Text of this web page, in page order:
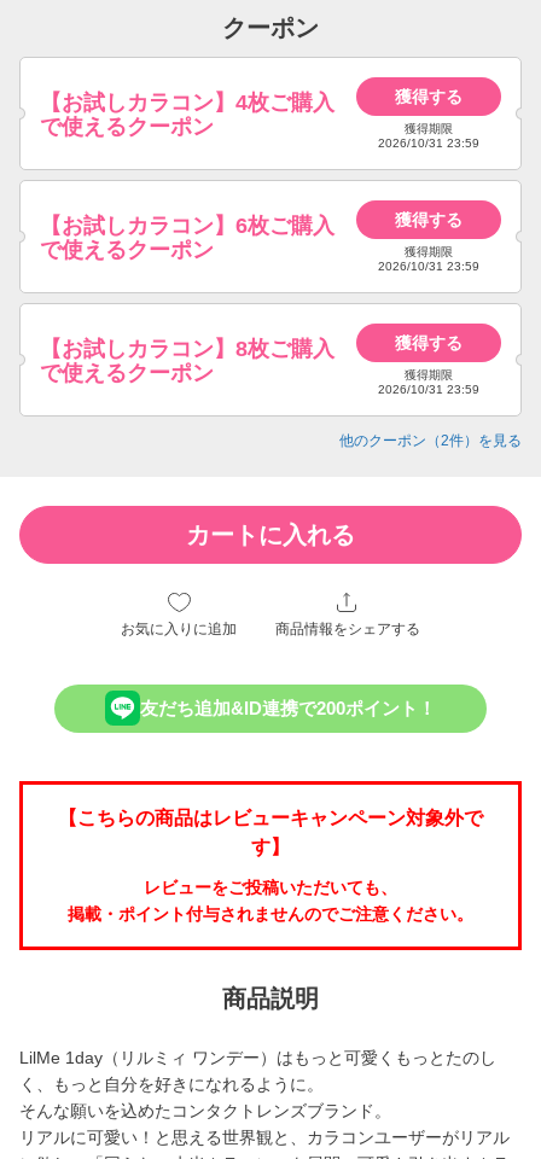
クーポン
【お試しカラコン】4枚ご購入
で使えるクーポン
獲得する
獲得期限
2026/10/31 23:59
【お試しカラコン】6枚ご購入
で使えるクーポン
獲得する
獲得期限
2026/10/31 23:59
【お試しカラコン】8枚ご購入
で使えるクーポン
獲得する
獲得期限
2026/10/31 23:59
他のクーポン（2件）を見る
カートに入れる
お気に入りに追加 商品情報をシェアする
友だち追加&ID連携で200ポイント！
【こちらの商品はレビューキャンペーン対象外で
す】
レビューをご投稿いただいても、
掲載・ポイント付与されませんのでご注意ください。
商品説明
LilMe 1day（リルミィ ワンデー）はもっと可愛くもっとたのし
く、もっと自分を好きになれるように。
そんな願いを込めたコンタクトレンズブランド。
リアルに可愛い！と思える世界観と、カラコンユーザーがリアル